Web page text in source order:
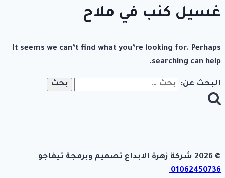
غسيل كنب في ملاح
It seems we can’t find what you’re looking for. Perhaps
searching can help.
البحث عن:
© 2026 شركة زهرة الابداع تصميم وبرمجة تيفاجو
01062450736